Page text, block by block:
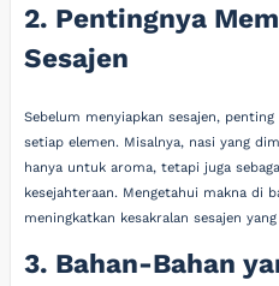
2. Pentingnya
Sesajen
Sebelum menyiapkan sesajen,
setiap elemen. Misalnya, nasi yang
hanya untuk aroma, tetapi juga
kesejahteraan. Mengetahui makna di
meningkatkan kesakralan sesajen
3. Bahan-Bahan